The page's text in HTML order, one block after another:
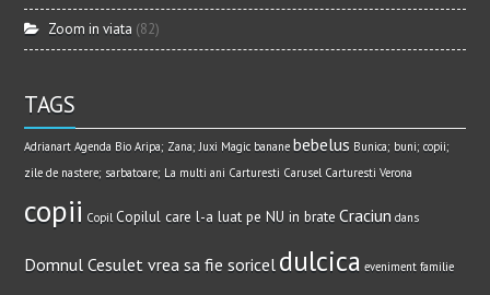
Zoom in viata (82)
TAGS
Adrianart Agenda Bio Aripa; Zana; Juxi Magic banane bebelus Bunica; buni; copii;
zile de nastere; sarbatoare; La multi ani Carturesti Carusel Carturesti Verona
copii Copil Copilul care l-a luat pe NU in brate Craciun dans
Domnul Cesulet vrea sa fie soricel dulcica eveniment familie